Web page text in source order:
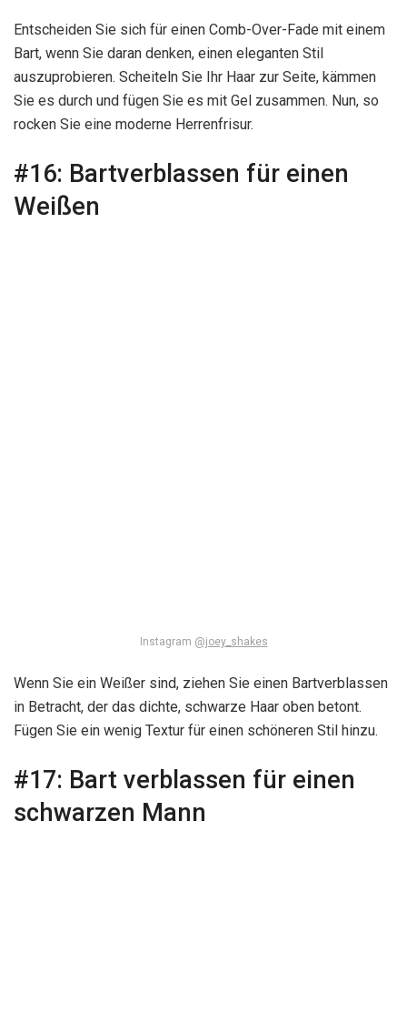
Entscheiden Sie sich für einen Comb-Over-Fade mit einem
Bart, wenn Sie daran denken, einen eleganten Stil
auszuprobieren. Scheiteln Sie Ihr Haar zur Seite, kämmen
Sie es durch und fügen Sie es mit Gel zusammen. Nun, so
rocken Sie eine moderne Herrenfrisur.
#16: Bartverblassen für einen
Weißen
Instagram @joey_shakes
Wenn Sie ein Weißer sind, ziehen Sie einen Bartverblassen
in Betracht, der das dichte, schwarze Haar oben betont.
Fügen Sie ein wenig Textur für einen schöneren Stil hinzu.
#17: Bart verblassen für einen
schwarzen Mann